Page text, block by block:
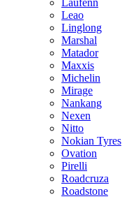
Laufenn
Leao
Linglong
Marshal
Matador
Maxxis
Michelin
Mirage
Nankang
Nexen
Nitto
Nokian Tyres
Ovation
Pirelli
Roadcruza
Roadstone